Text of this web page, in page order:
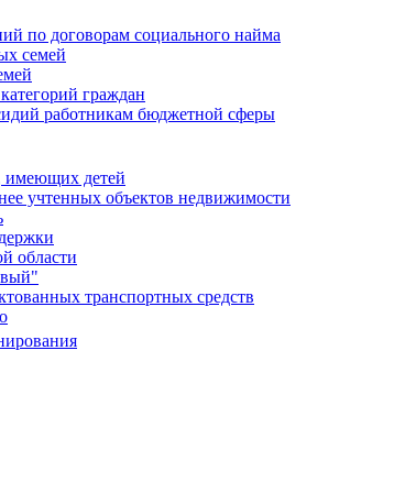
по договорам социального найма
семей
граждан
работникам бюджетной сферы
имеющих детей
учтенных объектов недвижимости
области
транспортных средств